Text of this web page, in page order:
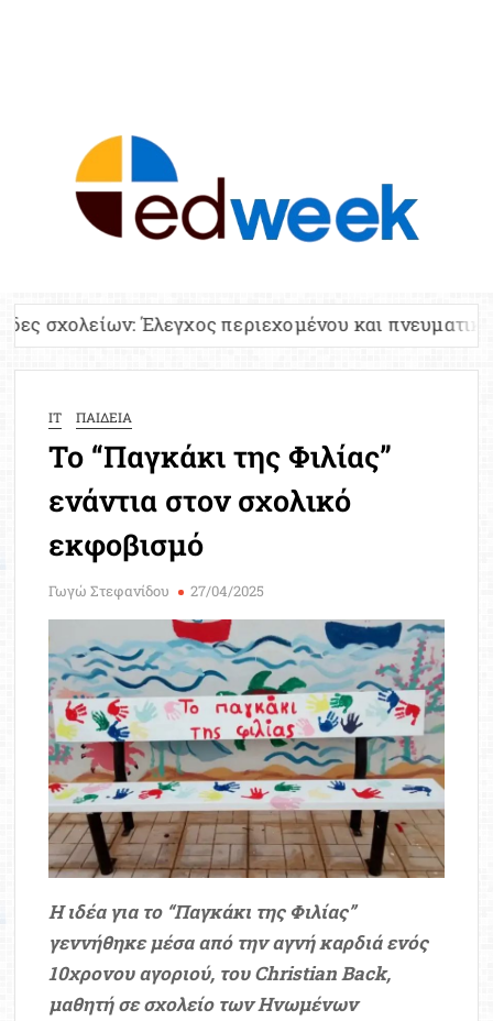
περιεχομένου και πνευματικών δικαιωμάτων
IT ΠΑΙΔΕΙΑ
Το “Παγκάκι της Φιλίας”
ενάντια στον σχολικό
εκφοβισμό
Γωγώ Στεφανίδου 27/04/2025
Η ιδέα για το “Παγκάκι της Φιλίας”
γεννήθηκε μέσα από την αγνή καρδιά ενός
10χρονου αγοριού, του Christian Back,
μαθητή σε σχολείο των Ηνωμένων